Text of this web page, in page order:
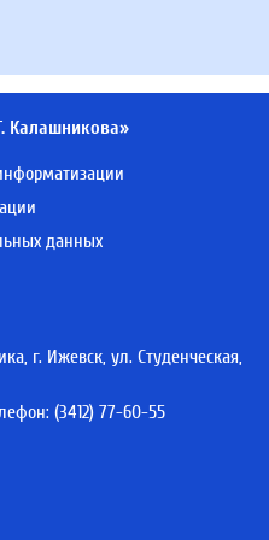
Калашникова»
данных
г. Ижевск, ул. Студенческая,
(3412) 77-60-55